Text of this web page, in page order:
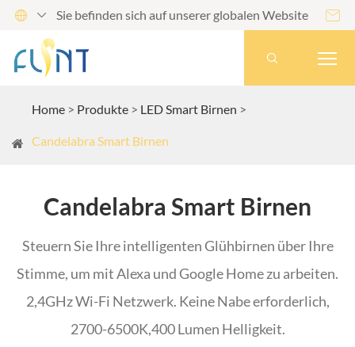
  Sie befinden sich auf unserer globalen Website 

Home Produkte LED Smart Birnen
Candelabra Smart Birnen
Candelabra Smart Birnen
Steuern Sie Ihre intelligenten Glühbirnen über Ihre
Stimme, um mit Alexa und Google Home zu arbeiten.
2,4GHz Wi-Fi Netzwerk. Keine Nabe erforderlich,
2700-6500K,400 Lumen Helligkeit.